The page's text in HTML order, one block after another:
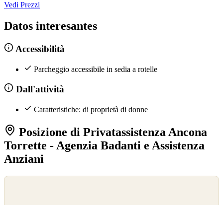
Vedi Prezzi
Datos interesantes
Accessibilità
Parcheggio accessibile in sedia a rotelle
Dall'attività
Caratteristiche: di proprietà di donne
Posizione di Privatassistenza Ancona
Torrette - Agenzia Badanti e Assistenza
Anziani